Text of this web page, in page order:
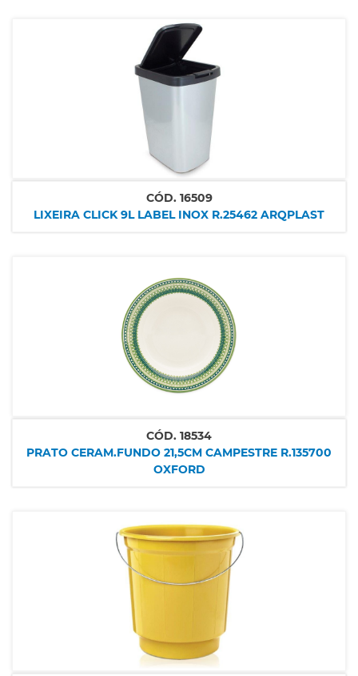
CÓD. 16509
LIXEIRA CLICK 9L LABEL INOX R.25462 ARQPLAST
CÓD. 18534
PRATO CERAM.FUNDO 21,5CM CAMPESTRE R.135700
OXFORD